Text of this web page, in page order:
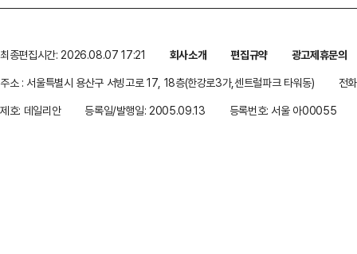
최종편집시간: 2026.08.07 17:21 회사소개 편집규약
광고제휴문의
주소 : 서울특별시 용산구 서빙고로 17, 18층(한강로3가,센트럴파크 타워동)
전
제호: 데일리안
등록일/발행일: 2005.09.13 등록번호: 서울 아00055